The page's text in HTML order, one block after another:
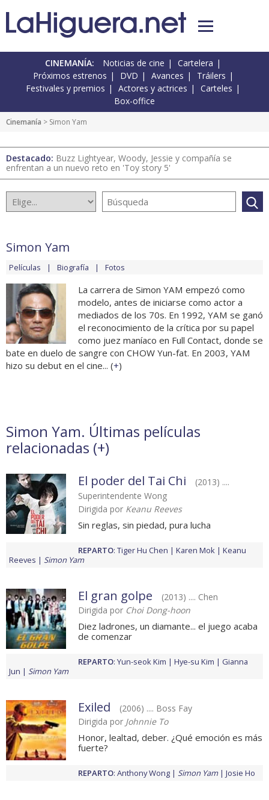
CINEMANÍA: Noticias de cine
Cartelera
Próximos estrenos
DVD Avances
Tráilers
Festivales y premios
Actores y actrices
Carteles
Box-office
Cinemanía > Simon Yam
Destacado: Buzz Lightyear, Woody, Jessie y compañía se
enfrentan a un nuevo reto en 'Toy story 5'
Simon Yam
Películas Biografía Fotos
La carrera de Simon YAM empezó como
modelo, antes de iniciarse como actor a
mediados de los 70s. En 1992, YAM se ganó
el reconocimiento de la crítica por su papel
como juez maníaco en Full Contact, donde se
bate en duelo de sangre con CHOW Yun-fat. En 2003, YAM
hizo su debut en el cine... (+)
Simon Yam. Últimas películas
relacionadas (+)
El poder del Tai Chi
(2013) ....
Superintendente Wong
Dirigida por Keanu Reeves
Sin reglas, sin piedad, pura lucha
REPARTO: Tiger Hu Chen Karen Mok
Keanu
Reeves
Simon Yam
El gran golpe
(2013) .... Chen
Dirigida por Choi Dong-hoon
Diez ladrones, un diamante... el juego acaba
de comenzar
REPARTO: Yun-seok Kim Hye-su Kim
Gianna
Jun
Simon Yam
Exiled
(2006) .... Boss Fay
Dirigida por Johnnie To
Honor, lealtad, deber. ¿Qué emoción es más
fuerte?
REPARTO: Anthony Wong Simon Yam Josie Ho